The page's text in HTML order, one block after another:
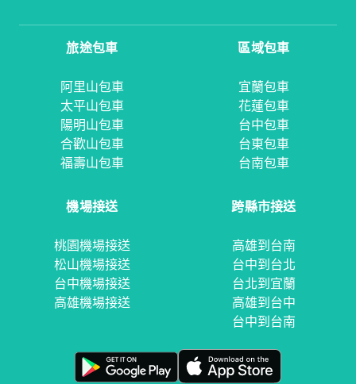
旅途包車
阿里山包車
太平山包車
陽明山包車
合歡山包車
福壽山包車
區域包車
宜蘭包車
花蓮包車
台中包車
台東包車
台南包車
機場接送
桃園機場接送
松山機場接送
台中機場接送
高雄機場接送
跨縣市接送
高雄到台南
台中到台北
台北到宜蘭
高雄到台中
台中到台南